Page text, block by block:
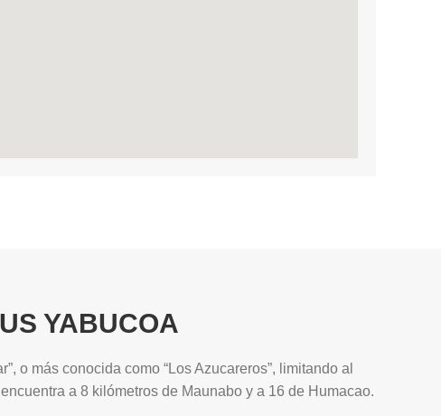
YABUCOA
o más conocida como “Los Azucareros”, limitando al
a 8 kilómetros de Maunabo y a 16 de Humacao.